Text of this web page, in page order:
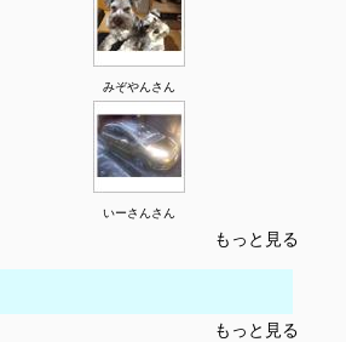
みぞやんさん
いーさんさん
もっと見る
もっと見る